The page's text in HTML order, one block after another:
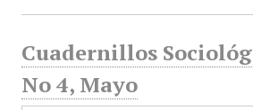
Cuadernillos
No 4, Mayo